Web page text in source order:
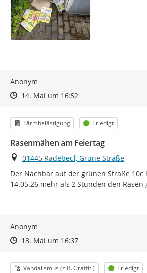
Anonym
Zeitpunkt des Erstellens
Zeitpunkt des Erstellens
14. Mai um 16:52Zur Äußerung
Kategorie
Lärmbelästigung Status
Erledigt
Rasenmähen am Feiertag
Ort
01445 Radebeul, Grüne Straße
Der Nachbar auf der grünen Straße 10c
14.05.26 mehr als 2 Stunden den Rasen
Anonym
Zeitpunkt des Erstellens
Zeitpunkt des Erstellens
13. Mai um 16:37Zur Äußerung
Kategorie
Vandalismus (z.B. Graffiti) Status
Erledigt